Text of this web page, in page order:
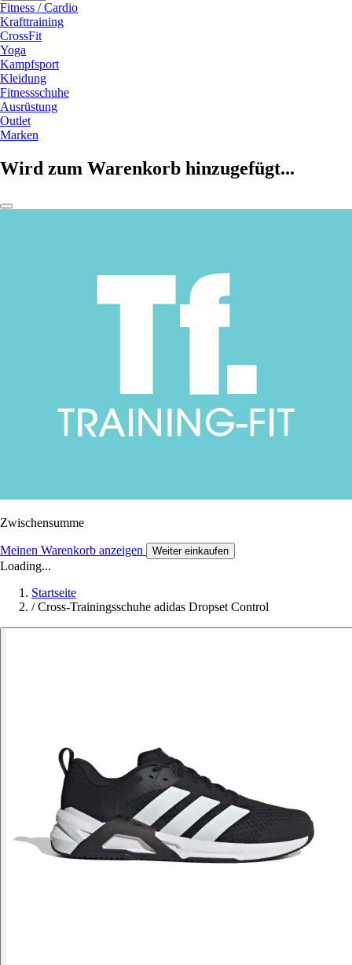
Fitness / Cardio
Krafttraining
CrossFit
Yoga
Kampfsport
Kleidung
Fitnessschuhe
Ausrüstung
Outlet
Marken
Wird zum Warenkorb hinzugefügt...
Zwischensumme
Meinen Warenkorb anzeigen Weiter einkaufen
Loading...
Startseite
/ Cross-Trainingsschuhe adidas Dropset Control